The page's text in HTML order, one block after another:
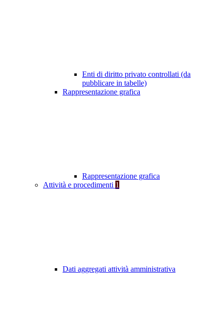
Enti di diritto privato controllati (da
pubblicare in tabelle)
Rappresentazione grafica
Rappresentazione grafica
Attività e procedimenti 1
Dati aggregati attività amministrativa